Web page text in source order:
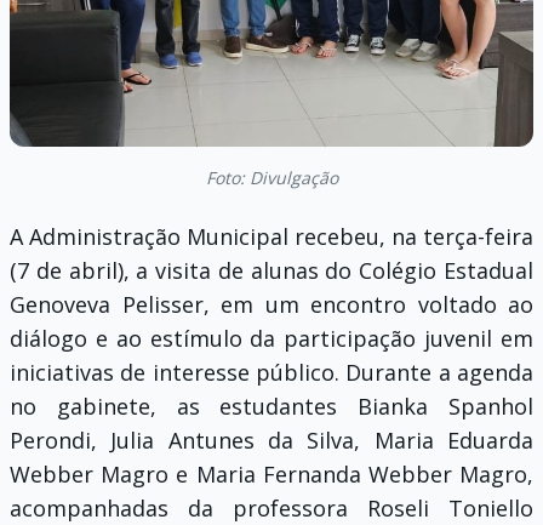
Foto: Divulgação
A Administração Municipal recebeu, na terça-feira
(7 de abril), a visita de alunas do Colégio Estadual
Genoveva Pelisser, em um encontro voltado ao
diálogo e ao estímulo da participação juvenil em
iniciativas de interesse público. Durante a agenda
no gabinete, as estudantes Bianka Spanhol
Perondi, Julia Antunes da Silva, Maria Eduarda
Webber Magro e Maria Fernanda Webber Magro,
acompanhadas da professora Roseli Toniello